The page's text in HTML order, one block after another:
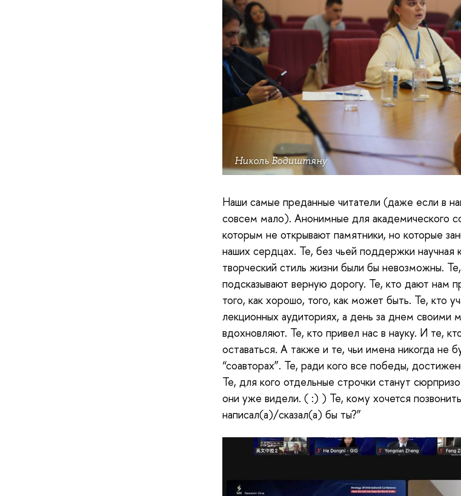
Николь Бодиштяну
Наши самые преданные читатели (даже если в
совсем мало). Анонимные для академического
которым не открывают памятники, но которые
наших сердцах. Те, без чьей поддержки научная
творческий стиль жизни были бы невозможны.
подсказывают верную дорогу. Те, кто дают нам
того, как хорошо, того, как может быть. Те, кто
лекционных аудиториях, а день за днем своими
вдохновляют. Те, кто привел нас в науку. И те,
оставаться. А также и те, чьи имена никогда не
“соавторах”. Те, ради кого все победы,
Те, для кого отдельные строчки станут
они уже видели. ( :) ) Те, кому хочется
написал(а)/сказал(а) бы ты?”